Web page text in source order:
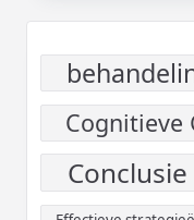
Cognitieve
Conclusie